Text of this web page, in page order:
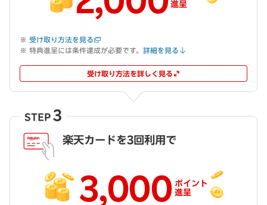
進呈
受け取り方法を見る
特典進呈には条件達成が必要です。 詳細を見る
受け取り方法を詳しく見る
STEP 3
楽天カードを3回利用で
3,000 ポイント
進呈